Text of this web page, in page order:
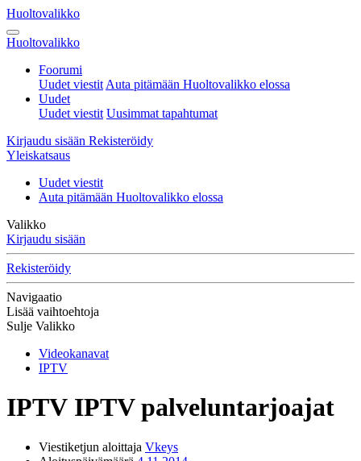
Huoltovalikko
Huoltovalikko
Foorumi
Uudet viestit Auta pitämään Huoltovalikko elossa
Uudet
Uudet viestit Uusimmat tapahtumat
Kirjaudu sisään Rekisteröidy
Yleiskatsaus
Uudet viestit
Auta pitämään Huoltovalikko elossa
Valikko
Kirjaudu sisään
Rekisteröidy
Navigaatio
Lisää vaihtoehtoja
Sulje Valikko
Videokanavat
IPTV
IPTV IPTV palveluntarjoajat
Viestiketjun aloittaja Vkeys